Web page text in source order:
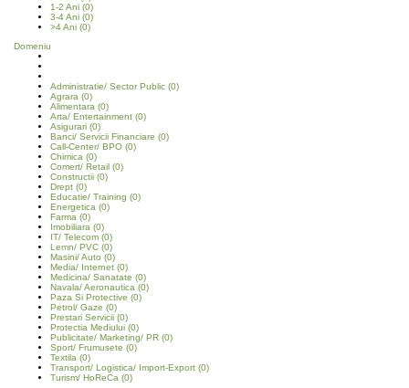
1-2 Ani (0)
3-4 Ani (0)
>4 Ani (0)
Domeniu
Administratie/ Sector Public (0)
Agrara (0)
Alimentara (0)
Arta/ Entertainment (0)
Asigurari (0)
Banci/ Servicii Financiare (0)
Call-Center/ BPO (0)
Chimica (0)
Comert/ Retail (0)
Constructii (0)
Drept (0)
Educatie/ Training (0)
Energetica (0)
Farma (0)
Imobiliara (0)
IT/ Telecom (0)
Lemn/ PVC (0)
Masini/ Auto (0)
Media/ Internet (0)
Medicina/ Sanatate (0)
Navala/ Aeronautica (0)
Paza Si Protective (0)
Petrol/ Gaze (0)
Prestari Servicii (0)
Protectia Mediului (0)
Publicitate/ Marketing/ PR (0)
Sport/ Frumusete (0)
Textila (0)
Transport/ Logistica/ Import-Export (0)
Turism/ HoReCa (0)